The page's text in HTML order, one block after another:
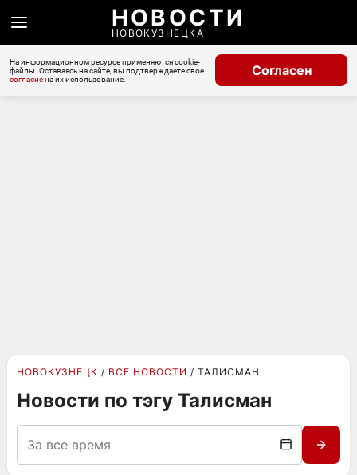
НОВОСТИ
НОВОКУЗНЕЦКА
На информационном ресурсе применяются cookie-
файлы. Оставаясь на сайте, вы подтверждаете свое
согласиена их использование.
Согласен
НОВОКУЗНЕЦК ВСЕ НОВОСТИ ТАЛИСМАН
Новости по тэгу Талисман